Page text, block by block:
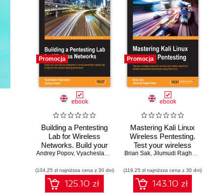
Promocja
ebook
Building a Pentesting
Lab for Wireless
Networks. Build your
own secure enterprise
testing lab to dig into the
various hacking
techniques
Andrey Popov, Vyacheslav Fadyushin , Aaron Woody
(104,25 zł najniższa cena z 30 dni)
125.10 zł
Promocja
ebook
Mastering Kali Linux
Wireless Pentesting.
Test your wireless
network's security and
wireless penetration
techniques using Kali
Linux
Brian Sak, Jilumudi Raghu Ram
(119,25 zł najniższa cena z 30 dni)
143.10 zł